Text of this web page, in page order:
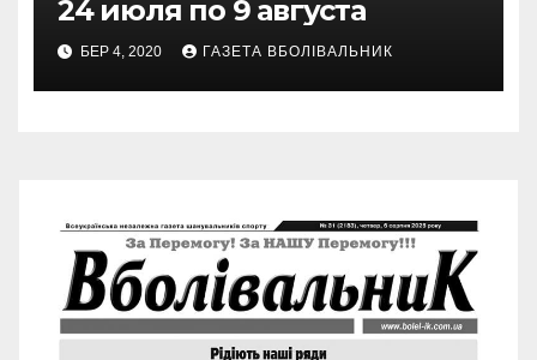
24 июля по 9 августа
БЕР 4, 2020 ГАЗЕТА ВБОЛІВАЛЬНИК